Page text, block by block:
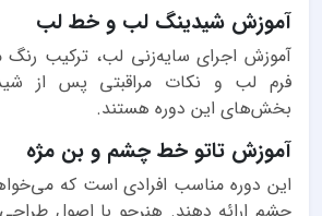
آموزش شیدینگ لب و خط لب
آموزش اجرای سایه‌زنی لب، ترکیب
فرم لب و نکات مراقبتی پس از
بخش‌های این دوره هستند.
آموزش تاتو خط چشم و بن مژه
این دوره مناسب افرادی است که